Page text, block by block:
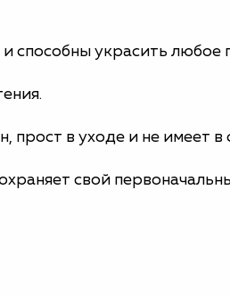
способны украсить любое
прост в уходе и не имеет
свой